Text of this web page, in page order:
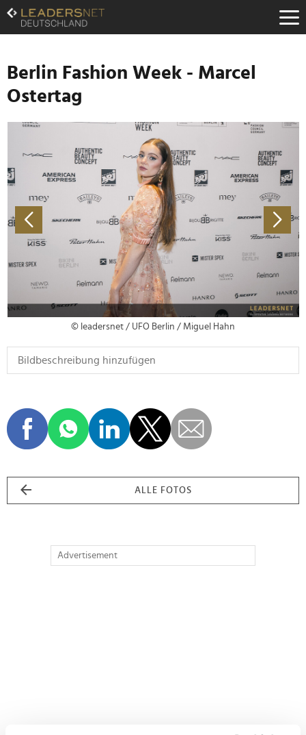
Zum
Inhalt
Zur
Navigation
Zur
Hauptnavigation
Berlin Fashion Week - Marcel
Ostertag
© leadersnet / UFO Berlin / Miguel Hahn
ALLE FOTOS
Advertisement